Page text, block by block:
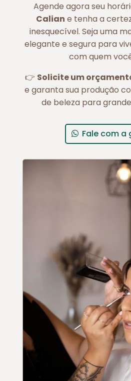
Agende agora seu
Calian e tenha a
inesquecível. Seja uma
elegante e segura para
com quem
👉 Solicite um
e garanta sua produção
de beleza para
Fale com a